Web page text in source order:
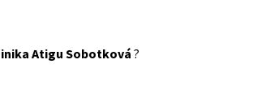
Atigu Sobotková?